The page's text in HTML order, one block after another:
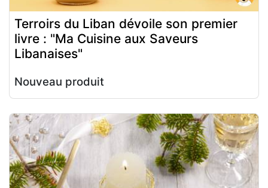
Terroirs du Liban dévoile son premier
livre : "Ma Cuisine aux Saveurs
Libanaises"
Nouveau produit